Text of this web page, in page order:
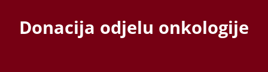
Donacija odjelu onkologije